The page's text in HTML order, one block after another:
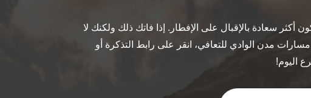
أكثر سعادة بالإقبال على الإفطار. إذا فاتك ذلك ولكنك لا
مدن الوادي للتعافي، انقر على رابط التذكرة أو
اليوم!